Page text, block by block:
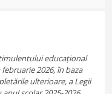
educațional
2026, în baza
ulterioare, a Legii